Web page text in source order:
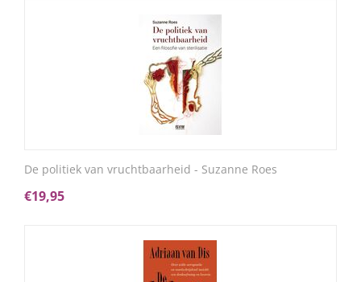
De politiek van vruchtbaarheid - Suzanne Roes
€19,95